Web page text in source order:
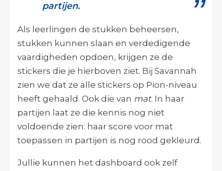
partijen.
Als leerlingen de stukken beheersen,
stukken kunnen slaan en verdedigende
vaardigheden opdoen, krijgen ze de
stickers die je hierboven ziet. Bij Savannah
zien we dat ze alle stickers op Pion-niveau
heeft gehaald. Ook die van mat. In haar
partijen laat ze die kennis nog niet
voldoende zien: haar score voor mat
toepassen in partijen is nog rood gekleurd.
Jullie kunnen het dashboard ook zelf